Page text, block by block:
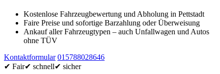
Kostenlose Fahrzeugbewertung und Abholung in Pettstadt
Faire Preise und sofortige Barzahlung oder Überweisung
Ankauf aller Fahrzeugtypen – auch Unfallwagen und Autos
ohne TÜV
Kontaktformular 015788028646
✔ Fair✔ schnell✔ sicher